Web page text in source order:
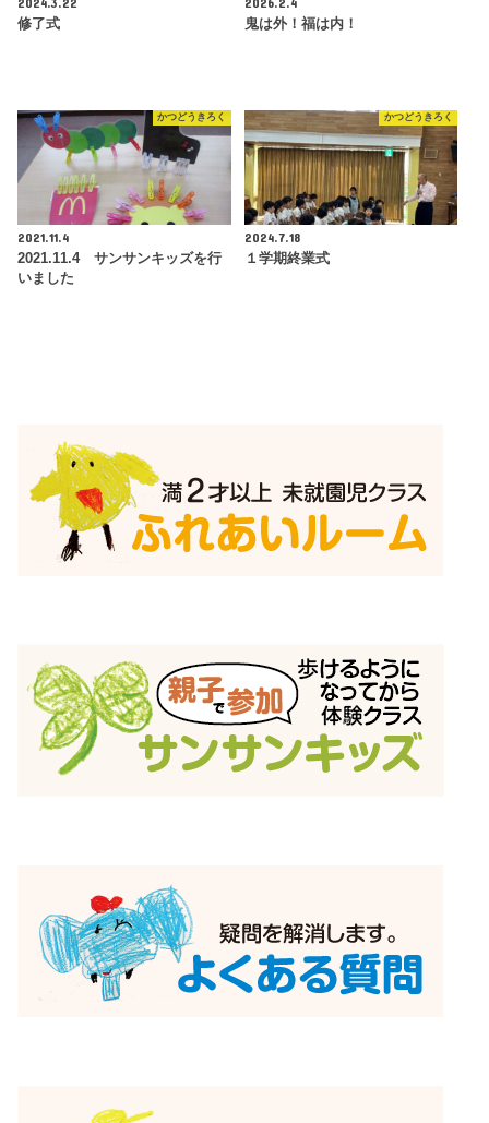
修了式
鬼は外！福は内！
かつどうきろく
2021.11.4
2021.11.4 サンサンキッズを行
いました
かつどうきろく
2024.7.18
１学期終業式